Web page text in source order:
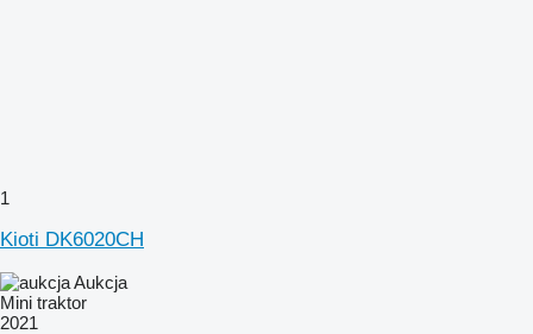
1
Kioti DK6020CH
Aukcja
Mini traktor
2021